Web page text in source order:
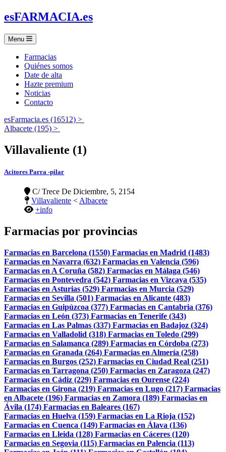
esFARMACIA.es
Menu
Farmacias
Quiénes somos
Date de alta
Hazte premium
Noticias
Contacto
esFarmacia.es (16512) >
Albacete (195) >
Villavaliente (1)
Acitores Parra -pilar
C/ Trece De Diciembre, 5, 2154
Villavaliente < Albacete
+info
Farmacias por provincias
Farmacias en Barcelona (1550) Farmacias en Madrid (1483)
Farmacias en Navarra (632) Farmacias en Valencia (596)
Farmacias en A Coruña (582) Farmacias en Málaga (546)
Farmacias en Pontevedra (542) Farmacias en Vizcaya (535)
Farmacias en Asturias (529) Farmacias en Murcia (529)
Farmacias en Sevilla (501) Farmacias en Alicante (483)
Farmacias en Guipúzcoa (377) Farmacias en Cantabria (376)
Farmacias en León (373) Farmacias en Tenerife (343)
Farmacias en Las Palmas (337) Farmacias en Badajoz (324)
Farmacias en Valladolid (318) Farmacias en Toledo (299)
Farmacias en Salamanca (289) Farmacias en Córdoba (273)
Farmacias en Granada (264) Farmacias en Almería (258)
Farmacias en Burgos (252) Farmacias en Ciudad Real (251)
Farmacias en Tarragona (250) Farmacias en Zaragoza (247)
Farmacias en Cádiz (229) Farmacias en Ourense (224)
Farmacias en Girona (219) Farmacias en Lugo (217) Farmacias
en Albacete (196) Farmacias en Zamora (189) Farmacias en
Ávila (174) Farmacias en Baleares (167)
Farmacias en Huelva (159) Farmacias en La Rioja (152)
Farmacias en Cuenca (149) Farmacias en Álava (136)
Farmacias en Lleida (128) Farmacias en Cáceres (120)
Farmacias en Segovia (115) Farmacias en Palencia (113)